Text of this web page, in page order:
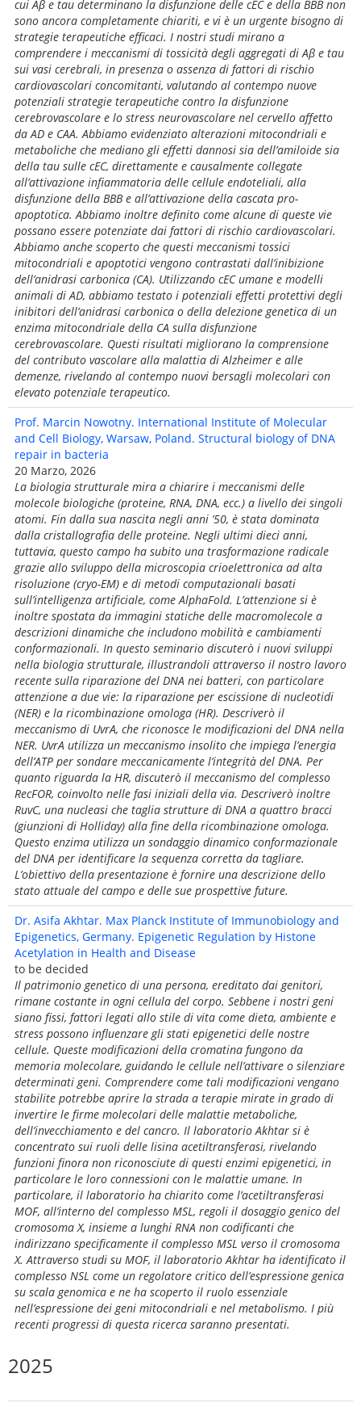
cui Aβ e tau determinano la disfunzione delle cEC e della BBB non
sono ancora completamente chiariti, e vi è un urgente bisogno di
strategie terapeutiche efficaci. I nostri studi mirano a
comprendere i meccanismi di tossicità degli aggregati di Aβ e tau
sui vasi cerebrali, in presenza o assenza di fattori di rischio
cardiovascolari concomitanti, valutando al contempo nuove
potenziali strategie terapeutiche contro la disfunzione
cerebrovascolare e lo stress neurovascolare nel cervello affetto
da AD e CAA. Abbiamo evidenziato alterazioni mitocondriali e
metaboliche che mediano gli effetti dannosi sia dell’amiloide sia
della tau sulle cEC, direttamente e causalmente collegate
all’attivazione infiammatoria delle cellule endoteliali, alla
disfunzione della BBB e all’attivazione della cascata pro-
apoptotica. Abbiamo inoltre definito come alcune di queste vie
possano essere potenziate dai fattori di rischio cardiovascolari.
Abbiamo anche scoperto che questi meccanismi tossici
mitocondriali e apoptotici vengono contrastati dall’inibizione
dell’anidrasi carbonica (CA). Utilizzando cEC umane e modelli
animali di AD, abbiamo testato i potenziali effetti protettivi degli
inibitori dell’anidrasi carbonica o della delezione genetica di un
enzima mitocondriale della CA sulla disfunzione
cerebrovascolare. Questi risultati migliorano la comprensione
del contributo vascolare alla malattia di Alzheimer e alle
demenze, rivelando al contempo nuovi bersagli molecolari con
elevato potenziale terapeutico.
Prof. Marcin Nowotny. International Institute of Molecular
and Cell Biology, Warsaw, Poland. Structural biology of DNA
repair in bacteria
20 Marzo, 2026
La biologia strutturale mira a chiarire i meccanismi delle
molecole biologiche (proteine, RNA, DNA, ecc.) a livello dei singoli
atomi. Fin dalla sua nascita negli anni ’50, è stata dominata
dalla cristallografia delle proteine. Negli ultimi dieci anni,
tuttavia, questo campo ha subito una trasformazione radicale
grazie allo sviluppo della microscopia crioelettronica ad alta
risoluzione (cryo-EM) e di metodi computazionali basati
sull’intelligenza artificiale, come AlphaFold. L’attenzione si è
inoltre spostata da immagini statiche delle macromolecole a
descrizioni dinamiche che includono mobilità e cambiamenti
conformazionali. In questo seminario discuterò i nuovi sviluppi
nella biologia strutturale, illustrandoli attraverso il nostro lavoro
recente sulla riparazione del DNA nei batteri, con particolare
attenzione a due vie: la riparazione per escissione di nucleotidi
(NER) e la ricombinazione omologa (HR). Descriverò il
meccanismo di UvrA, che riconosce le modificazioni del DNA nella
NER. UvrA utilizza un meccanismo insolito che impiega l’energia
dell’ATP per sondare meccanicamente l’integrità del DNA. Per
quanto riguarda la HR, discuterò il meccanismo del complesso
RecFOR, coinvolto nelle fasi iniziali della via. Descriverò inoltre
RuvC, una nucleasi che taglia strutture di DNA a quattro bracci
(giunzioni di Holliday) alla fine della ricombinazione omologa.
Questo enzima utilizza un sondaggio dinamico conformazionale
del DNA per identificare la sequenza corretta da tagliare.
L’obiettivo della presentazione è fornire una descrizione dello
stato attuale del campo e delle sue prospettive future.
Dr. Asifa Akhtar. Max Planck Institute of Immunobiology and
Epigenetics, Germany. Epigenetic Regulation by Histone
Acetylation in Health and Disease
to be decided
Il patrimonio genetico di una persona, ereditato dai genitori,
rimane costante in ogni cellula del corpo. Sebbene i nostri geni
siano fissi, fattori legati allo stile di vita come dieta, ambiente e
stress possono influenzare gli stati epigenetici delle nostre
cellule. Queste modificazioni della cromatina fungono da
memoria molecolare, guidando le cellule nell’attivare o silenziare
determinati geni. Comprendere come tali modificazioni vengano
stabilite potrebbe aprire la strada a terapie mirate in grado di
invertire le firme molecolari delle malattie metaboliche,
dell’invecchiamento e del cancro. Il laboratorio Akhtar si è
concentrato sui ruoli delle lisina acetiltransferasi, rivelando
funzioni finora non riconosciute di questi enzimi epigenetici, in
particolare le loro connessioni con le malattie umane. In
particolare, il laboratorio ha chiarito come l’acetiltransferasi
MOF, all’interno del complesso MSL, regoli il dosaggio genico del
cromosoma X, insieme a lunghi RNA non codificanti che
indirizzano specificamente il complesso MSL verso il cromosoma
X. Attraverso studi su MOF, il laboratorio Akhtar ha identificato il
complesso NSL come un regolatore critico dell’espressione genica
su scala genomica e ne ha scoperto il ruolo essenziale
nell’espressione dei geni mitocondriali e nel metabolismo. I più
recenti progressi di questa ricerca saranno presentati.
2025